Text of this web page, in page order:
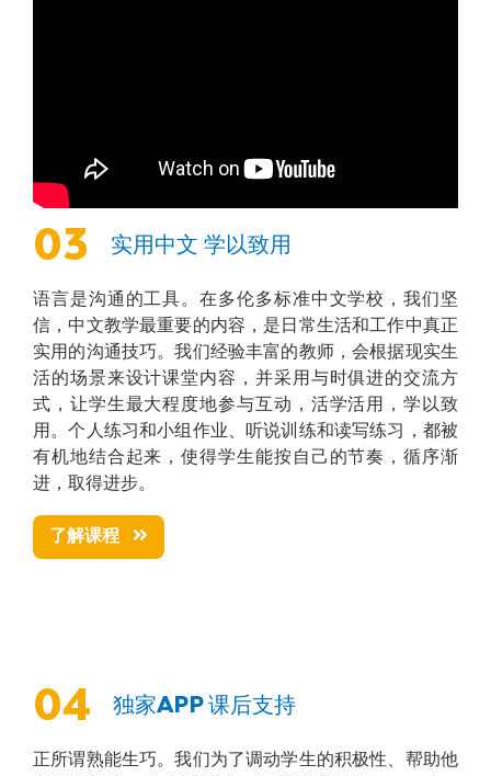
03 实用中文 学以致用
语言是沟通的工具。在多伦多标准中文学校，我们坚
信，中文教学最重要的内容，是日常生活和工作中真正
实用的沟通技巧。我们经验丰富的教师，会根据现实生
活的场景来设计课堂内容，并采用与时俱进的交流方
式，让学生最大程度地参与互动，活学活用，学以致
用。个人练习和小组作业、听说训练和读写练习，都被
有机地结合起来，使得学生能按自己的节奏，循序渐
进，取得进步。
了解课程
04 独家APP 课后支持
正所谓熟能生巧。我们为了调动学生的积极性、帮助他